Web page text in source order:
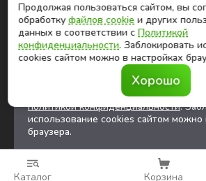
ⓒ Глобалтек, 2026
Цены на сайте не являются публичной
Продолжая использовать сайт, вы
файлов cookiesи других
пользовательских данных в
политикой конфиденциальности.
использование cookies сайтом можно
браузера.
Каталог Корзина
Продолжая пользоваться сайтом, вы
обработкуфайлов cookie и других
данных в соответствии сПолитикой
конфиденциальности. Заблокировать
cookies сайтом можно в настройках
Хорошо